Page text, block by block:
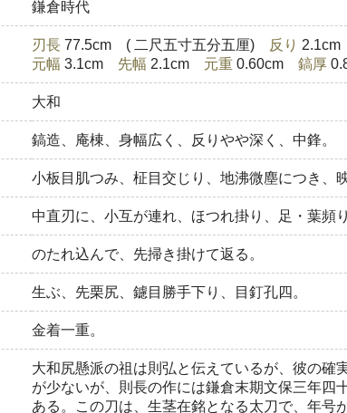
鎌倉時代
刃長77.5cm ( 二尺五寸五分五厘) 反り 2.1cm
元幅 3.1cm 先幅 2.1cm 元重0.60cm 鎬厚
大和
鎬造、庵棟、身幅広く、反りやや深く、中鋒。
小板目肌つみ、柾目交じり、地沸微塵につき、
中直刃に、小互が連れ、ほつれ掛り、足・葉頻
のたれ込んで、先掃き掛けて返る。
生ぶ、先栗尻、鑢目勝手下り、目釘孔四。
金着一重。
大和尻懸派の祖は則弘と伝えているが、彼の確
が少ないが、則長の作には鎌倉末期文保三年四
ある。この刀は、生茎在銘となる太刀で、年号